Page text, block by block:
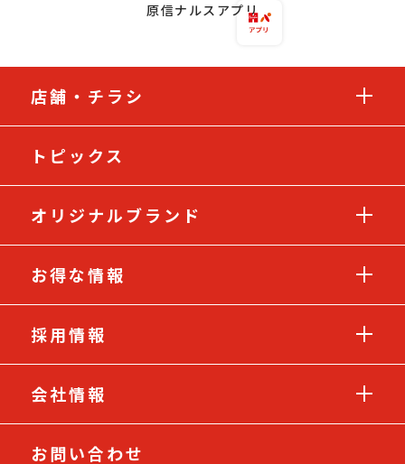
原信ナルスアプリ
店舗・チラシ
トピックス
オリジナルブランド
お得な情報
採用情報
会社情報
お問い合わせ